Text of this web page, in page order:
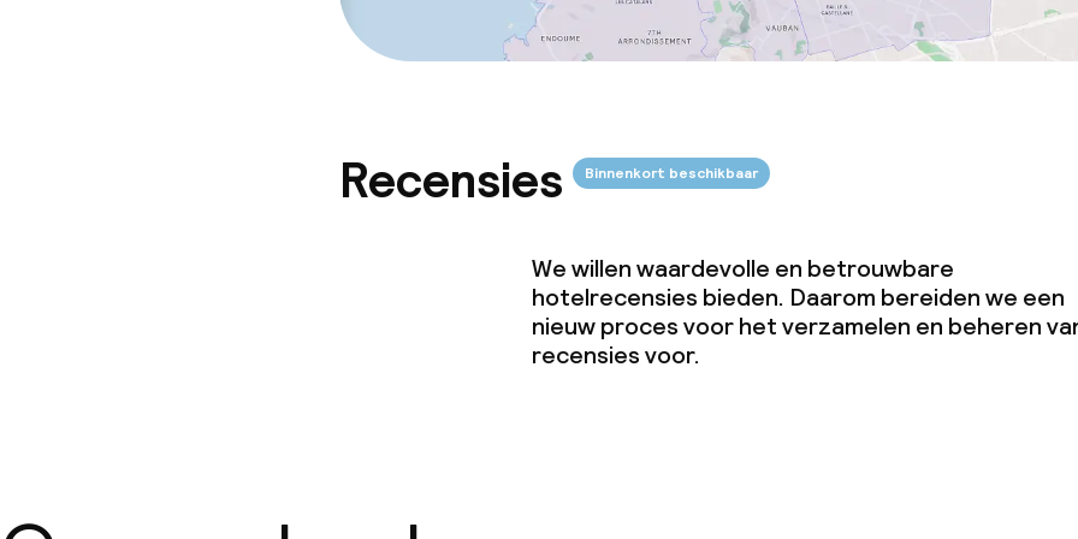
Recensies Binnenkort beschikbaar
We willen waardevolle en betrouwbare
hotelrecensies bieden. Daarom bereiden we een
nieuw proces voor het verzamelen en beheren
recensies voor.